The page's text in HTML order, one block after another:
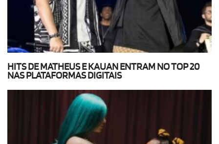
HITS DE MATHEUS E KAUAN ENTRAM NO TOP 20
NAS PLATAFORMAS DIGITAIS